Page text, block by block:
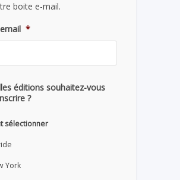
boite e-mail.
*
éditions souhaitez-vous
?
sélectionner
York